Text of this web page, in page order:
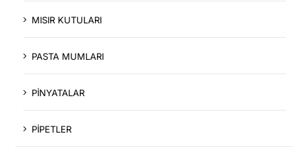
MISIR KUTULARI
PASTA MUMLARI
PİNYATALAR
PİPETLER